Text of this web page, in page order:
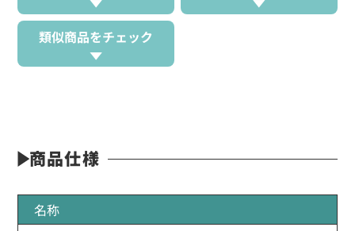
類似商品をチェック
商品仕様
名称